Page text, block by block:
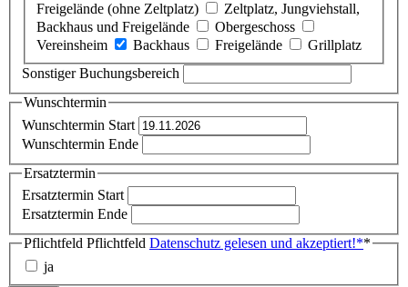
Freigelände (ohne Zeltplatz)
Zeltplatz, Jungviehstall,
Backhaus und Freigelände
Obergeschoss
Vereinsheim
Backhaus Freigelände
Grillplatz
Sonstiger Buchungsbereich
Wunschtermin
Wunschtermin Start
Wunschtermin Ende
Ersatztermin
Ersatztermin Start
Ersatztermin Ende
Pflichtfeld Pflichtfeld Datenschutz gelesen und akzeptiert!**
ja